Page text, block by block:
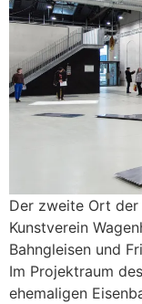
Der zweite Ort der
Kunstverein
Bahngleisen und
Im Projektraum
ehemaligen